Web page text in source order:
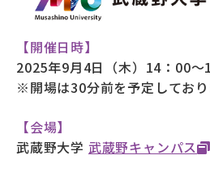
【開催日時】
2025年9月4日（木）14：00～
※開場は30分前を予定してお
【会場】
武蔵野大学 武蔵野キャンパス